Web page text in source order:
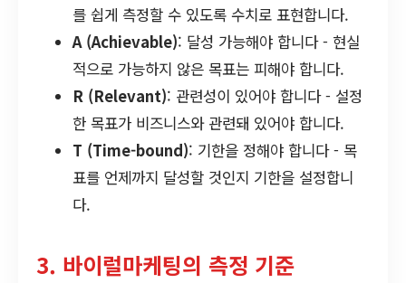
를 쉽게 측정할 수 있도록 수치로 표현합니다.
A (Achievable): 달성 가능해야 합니다 - 현실
적으로 가능하지 않은 목표는 피해야 합니다.
R (Relevant): 관련성이 있어야 합니다 - 설정
한 목표가 비즈니스와 관련돼 있어야 합니다.
T (Time-bound): 기한을 정해야 합니다 - 목
표를 언제까지 달성할 것인지 기한을 설정합니
다.
3. 바이럴마케팅의 측정 기준